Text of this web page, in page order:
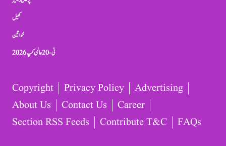
کھیل
خواتین
ٹی-20 عالمی کپ 2026
Copyright Privacy Policy
Advertising
About Us
Contact Us
Career
Section RSS Feeds
Contribute T&C FAQs